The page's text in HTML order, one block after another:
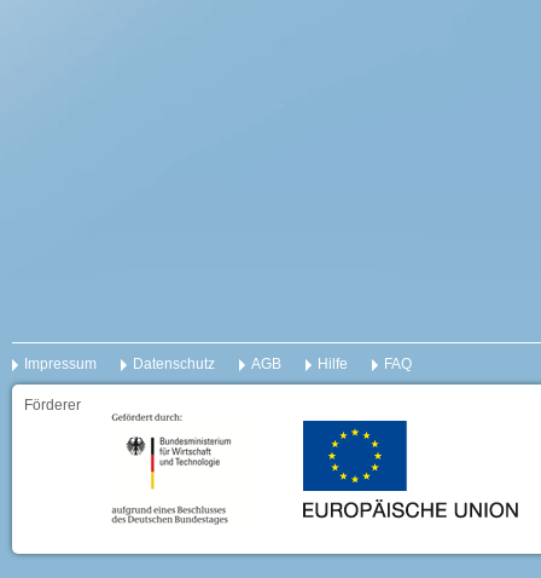
Impressum Datenschutz AGB Hilfe FAQ
Förderer